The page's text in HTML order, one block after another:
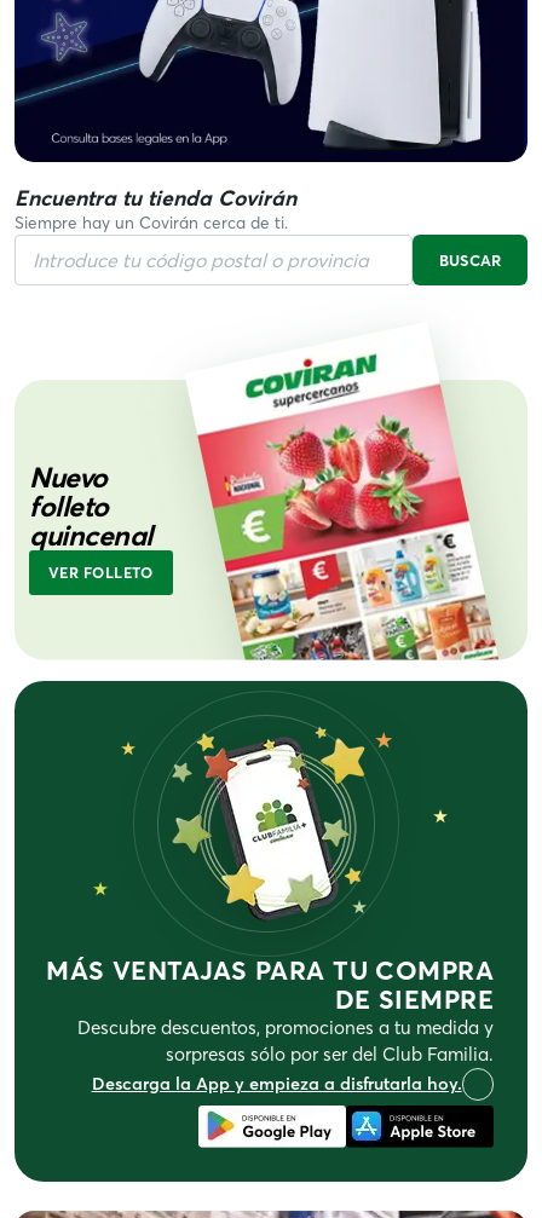
Encuentra tu tienda Covirán
Siempre hay un Covirán cerca de ti.
BUSCAR
Nuevo
folleto
quincenal
VER FOLLETO
★ ★
★
★
★
MÁS VENTAJAS PARA TU COMPRA
DE SIEMPRE
Descubre descuentos, promociones a tu medida y
sorpresas sólo por ser del Club Familia.
Descarga la App y empieza a disfrutarla hoy.